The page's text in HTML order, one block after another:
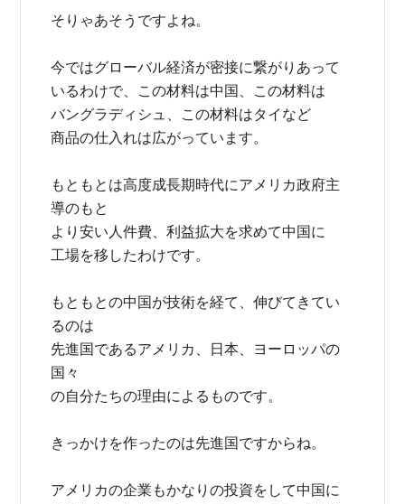
そりゃあそうですよね。
今ではグローバル経済が密接に繋がりあって
いるわけで、この材料は中国、この材料は
バングラディシュ、この材料はタイなど
商品の仕入れは広がっています。
もともとは高度成長期時代にアメリカ政府主
導のもと
より安い人件費、利益拡大を求めて中国に
工場を移したわけです。
もともとの中国が技術を経て、伸びてきてい
るのは
先進国であるアメリカ、日本、ヨーロッパの
国々
の自分たちの理由によるものです。
きっかけを作ったのは先進国ですからね。
アメリカの企業もかなりの投資をして中国に